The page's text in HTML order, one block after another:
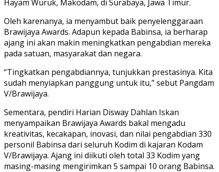
Hayam Wuruk, Makodam, di Surabaya, Jawa Timur.
Oleh karenanya, ia menyambut baik penyelenggaraan
Brawijaya Awards. Adapun kepada Babinsa, ia berharap
ajang ini akan makin meningkatkan pengabdian mereka
pada satuan, masyarakat dan negara.
“Tingkatkan pengabdiannya, tunjukkan prestasinya. Kita
sudah menyiapkan panggung untuk itu,” sebut Pangdam
V/Brawijaya.
Sementara, pendiri Harian Disway Dahlan Iskan
menyampaikan Brawijaya Awards bakal mengadu
kreativitas, kecakapan, inovasi, dan nilai pengabdian 330
personil Babinsa dari seluruh Kodim di kajaran Kodam
V/Brawijaya. Ajang ini diikuti oleh total 33 Kodim yang
masing-masing mengirimkan 5 sampai 10 orang Babinsa.